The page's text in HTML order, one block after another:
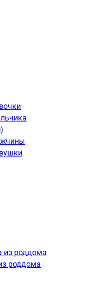
из роддома
роддома